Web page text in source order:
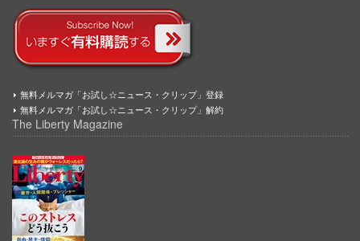
無料メルマガ「お試し☆ニュース・クリップ」登録
無料メルマガ「お試し☆ニュース・クリップ」解約
The Liberty Magazine